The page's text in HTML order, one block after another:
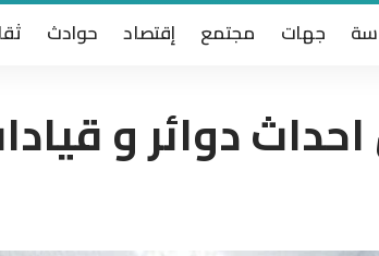
جهات مجتمع إقتصاد حوادث
دوائر و